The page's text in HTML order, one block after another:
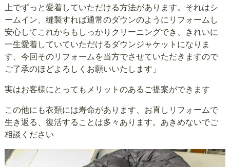
上でずっと愛着していただける方法があります。それはシ
ームイン、縫製すれば通常のダウンのようにリフォームし
安心してこれからもしっかりクリーニングでき、きれいに
一生愛着していていただけるダウンジャケットになりま
す、今回そのリフォームを当方でさせていただきますので
ご了承のほどよろしくお願いいたします」
実はお客様にとってもメリットのあるご提案ができます
この他にも衣類には寿命があります、お直しリフォームで
生き返る、復活することは多々あります。あきめないでご
相談ください